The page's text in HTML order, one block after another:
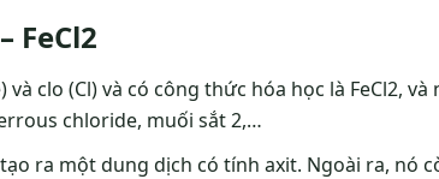
FeCl2
clo (Cl) và có công thức hóa học là FeCl2,
chloride, muối sắt 2,…
ra một dung dịch có tính axit. Ngoài ra, nó